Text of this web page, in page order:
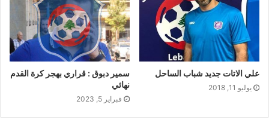
علي الاتات جديد شباب الساحل
يوليو 11, 2018
سمير دبوق : قراري بهجر كرة القدم
نهائي
فبراير 5, 2023